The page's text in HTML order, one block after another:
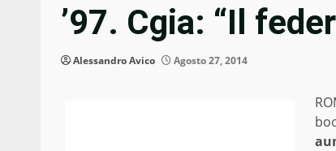
’97. Cgia: “Il
Alessandro Avico Agosto 27, 2014